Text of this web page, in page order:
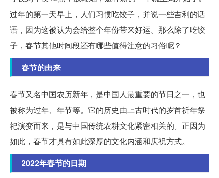
过年的第一天早上，人们习惯吃饺子，并说一些吉利的话
语，因为这被认为会给整个年份带来好运。那么除了吃饺
子，春节其他时间段还有哪些值得注意的习俗呢？
春节的由来
春节又名中国农历新年，是中国人最重要的节日之一，也
被称为过年、年节等。它的历史由上古时代的岁首祈年祭
祀演变而来，是与中国传统农耕文化紧密相关的。正因为
如此，春节才具有如此深厚的文化内涵和庆祝方式。
2022年春节的日期